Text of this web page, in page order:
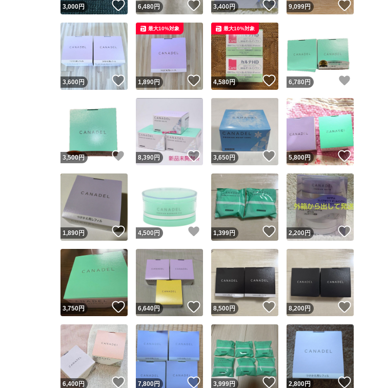
ユーザーの実績について
3,000円 いいね！
6,480円 いいね！
3,400円 いいね！
9,099円
3,600円 いいね！
1,890円 いいね！
最大10%対象
4,580円 いいね！
最大10%対象
6,780 円
3,500円 いいね！
8,390 円 いいね！
3,650円 いいね！
5,800円 いいね！
1,890円 いいね！
4,500 円 いいね！
1,399円 いいね！
2,200円
3,750円 いいね！
6,640円 いいね！
8,500円 いいね！
8,200円
6,400円 いいね！
7,800円 いいね！
3,999円 いいね！
2,800円 いいね！